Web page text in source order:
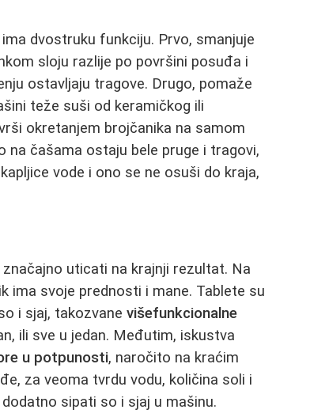
ima dvostruku funkciju. Prvo, smanjuje
sloju razlije po površini posuđa i
ostavljaju tragove. Drugo, pomaže
teže suši od keramičkog ili
okretanjem brojčanika na samom
na čašama ostaju bele pruge i tragovi,
vode i ono se ne osuši do kraja,
uticati na krajnji rezultat. Na
ima svoje prednosti i mane. Tablete su
i sjaj, takozvanevišefunkcionalne
ili sve u jedan. Međutim, iskustva
u potpunosti, naročito na kraćim
za veoma tvrdu vodu, količina soli i
sipati so i sjaj u mašinu.